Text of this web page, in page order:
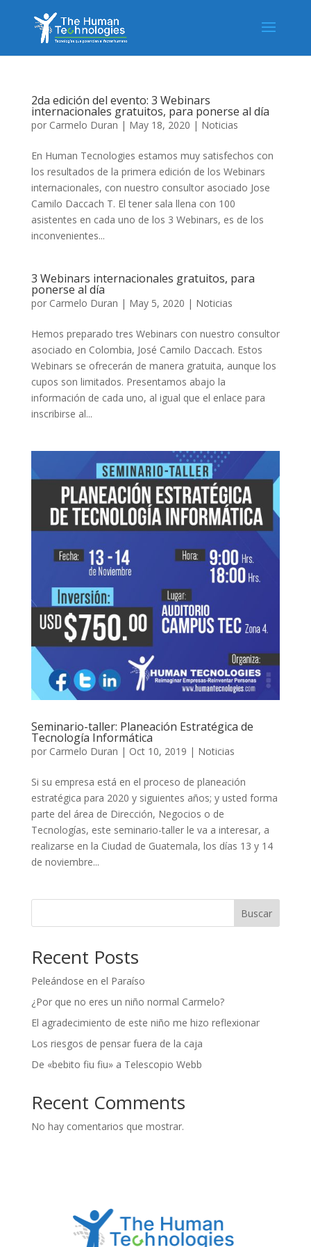
2da edición del evento: 3 Webinars
internacionales gratuitos, para ponerse al día
por Carmelo Duran | May 18, 2020 | Noticias
En Human Tecnologies estamos muy satisfechos con
los resultados de la primera edición de los Webinars
internacionales, con nuestro consultor asociado Jose
Camilo Daccach T. El tener sala llena con 100
asistentes en cada uno de los 3 Webinars, es de los
inconvenientes...
3 Webinars internacionales gratuitos, para
ponerse al día
por Carmelo Duran | May 5, 2020 | Noticias
Hemos preparado tres Webinars con nuestro consultor
asociado en Colombia, José Camilo Daccach. Estos
Webinars se ofrecerán de manera gratuita, aunque los
cupos son limitados. Presentamos abajo la
información de cada uno, al igual que el enlace para
inscribirse al...
Seminario-taller: Planeación Estratégica de
Tecnología Informática
por Carmelo Duran | Oct 10, 2019 | Noticias
Si su empresa está en el proceso de planeación
estratégica para 2020 y siguientes años; y usted forma
parte del área de Dirección, Negocios o de
Tecnologías, este seminario-taller le va a interesar, a
realizarse en la Ciudad de Guatemala, los días 13 y 14
de noviembre...
Buscar
Recent Posts
Peleándose en el Paraíso
¿Por que no eres un niño normal Carmelo?
El agradecimiento de este niño me hizo reflexionar
Los riesgos de pensar fuera de la caja
De «bebito fiu fiu» a Telescopio Webb
Recent Comments
No hay comentarios que mostrar.